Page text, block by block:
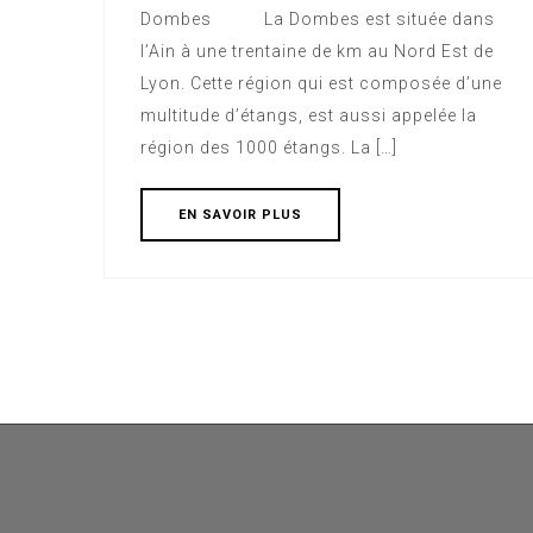
Dombes La Dombes est située dans
l’Ain à une trentaine de km au Nord Est de
Lyon. Cette région qui est composée d’une
multitude d’étangs, est aussi appelée la
région des 1000 étangs. La […]
EN SAVOIR PLUS